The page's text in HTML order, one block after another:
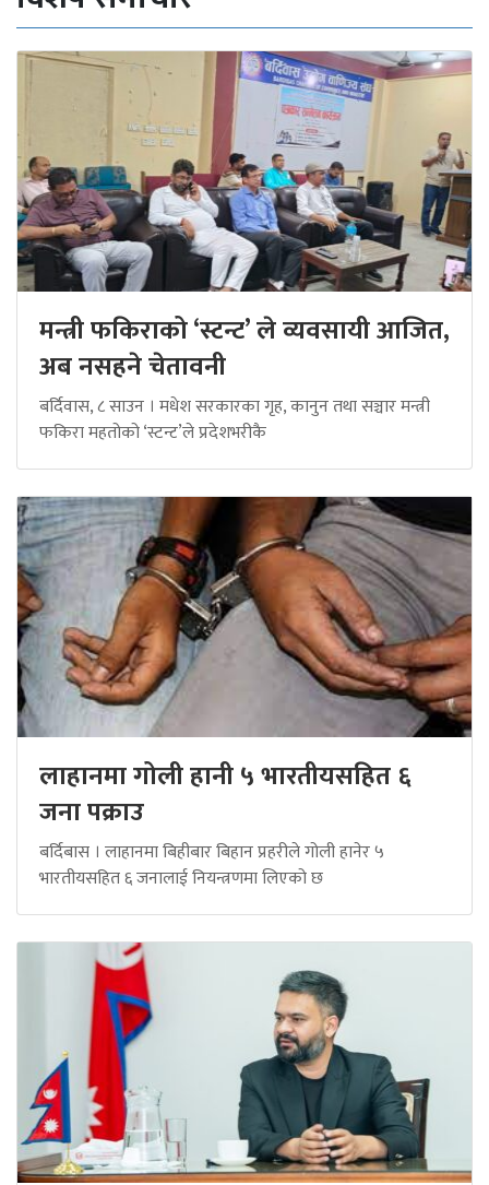
मन्त्री फकिराको ‘स्टन्ट’ ले व्यवसायी आजित,
अब नसहने चेतावनी
बर्दिवास, ८ साउन । मधेश सरकारका गृह, कानुन तथा सञ्चार मन्त्री
फकिरा महतोको ‘स्टन्ट’ले प्रदेशभरीकै
लाहानमा गोली हानी ५ भारतीयसहित ६
जना पक्राउ
बर्दिबास । लाहानमा बिहीबार बिहान प्रहरीले गोली हानेर ५
भारतीयसहित ६ जनालाई नियन्त्रणमा लिएको छ